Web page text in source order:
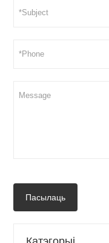
Пасылаць